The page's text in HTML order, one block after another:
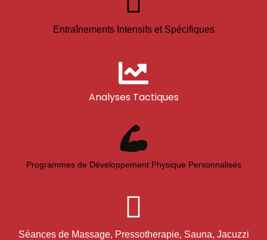
Entraînements Intensifs et Spécifiques
Analyses Tactiques
Programmes de Développement Physique Personnalisés
Séances de Massage, Pressotherapie, Sauna, Jacuzzi